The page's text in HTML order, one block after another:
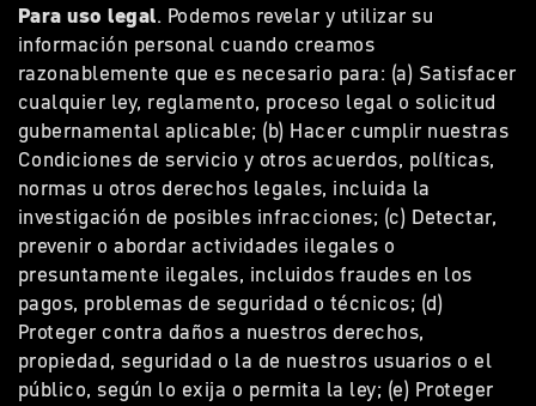
Para uso legal. Podemos revelar y utilizar su
información personal cuando creamos
razonablemente que es necesario para: (a) Satisfacer
cualquier ley, reglamento, proceso legal o solicitud
gubernamental aplicable; (b) Hacer cumplir nuestras
Condiciones de servicio y otros acuerdos, políticas,
normas u otros derechos legales, incluida la
investigación de posibles infracciones; (c) Detectar,
prevenir o abordar actividades ilegales o
presuntamente ilegales, incluidos fraudes en los
pagos, problemas de seguridad o técnicos; (d)
Proteger contra daños a nuestros derechos,
propiedad, seguridad o la de nuestros usuarios o el
público, según lo exija o permita la ley; (e) Proteger